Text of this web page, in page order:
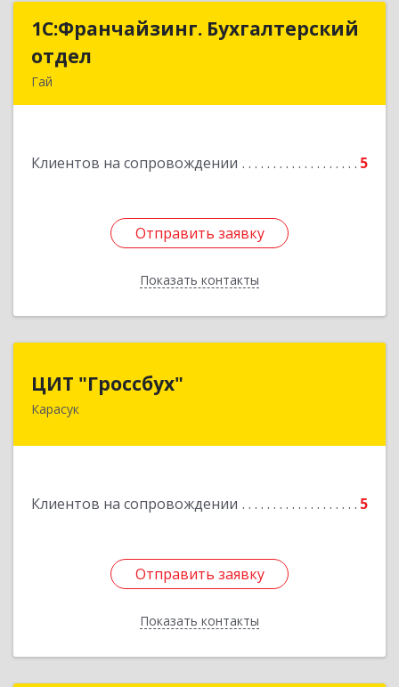
1С:Франчайзинг. Бухгалтерский
отдел
Гай
Клиентов на сопровождении 5
Отправить заявку
Показать контакты
1С:Франчайзинг. Бухгалтерский
Подробнее
Отправить заявку
Назад
ЦИТ "Гроссбух"
Карасук
Клиентов на сопровождении 5
Отправить заявку
Показать контакты
632861, Новосибирская обл, Карасукский р-н,
Отправить заявку
Назад